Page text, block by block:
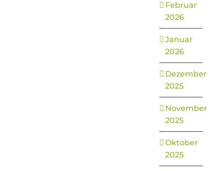
Februar
2026
Januar
2026
Dezember
2025
November
2025
Oktober
2025